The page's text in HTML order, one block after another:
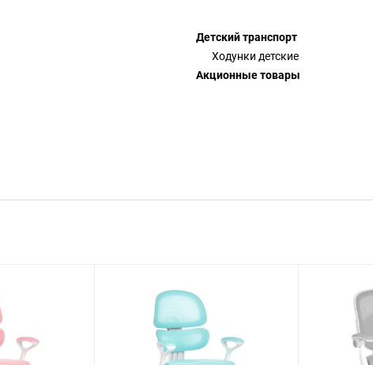
Детский транспорт
Ходунки детские
Акционные товары